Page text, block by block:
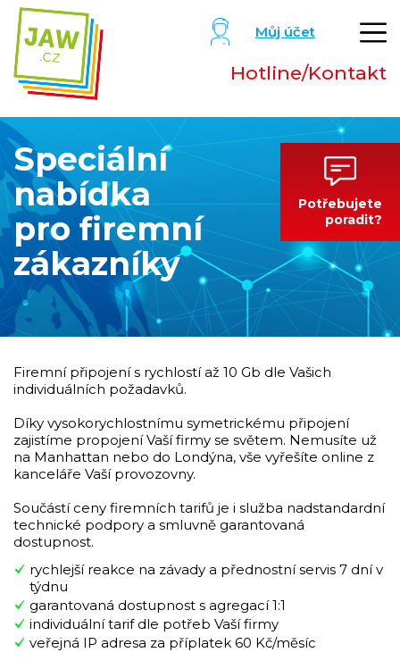
Hotline/Kontakt
Můj účet
Potřebujete
poradit?
Speciální
nabídka
pro firemní
zákazníky
Firemní připojení s rychlostí až 10 Gb dle Vašich
individuálních požadavků.
Díky vysokorychlostnímu symetrickému připojení
zajistíme propojení Vaší firmy se světem. Nemusíte už
na Manhattan nebo do Londýna, vše vyřešíte online z
kanceláře Vaší provozovny.
Součástí ceny firemních tarifů je i služba nadstandardní
technické podpory a smluvně garantovaná
dostupnost.
rychlejší reakce na závady a přednostní servis 7 dní v
týdnu
garantovaná dostupnost s agregací 1:1
individuální tarif dle potřeb Vaší firmy
veřejná IP adresa za příplatek 60 Kč/měsíc